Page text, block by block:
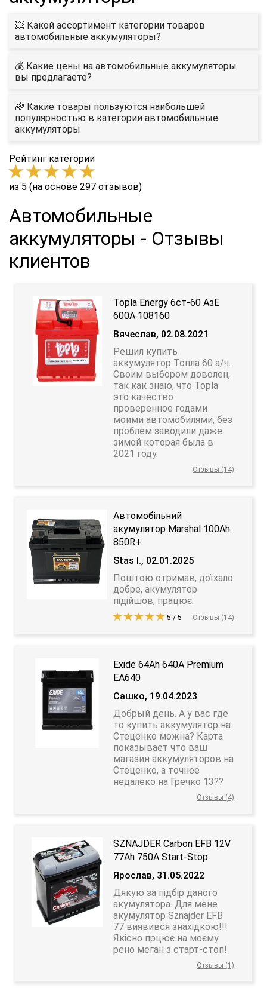
💥 Какой ассортимент категории товаров
автомобильные аккумуляторы?
💰 Какие цены на автомобильные аккумуляторы
вы предлагаете?
🌈 Какие товары пользуются наибольшей
популярностью в категории автомобильные
аккумуляторы
Рейтинг категории
из 5 (на основе 297 отзывов)
Автомобильные
аккумуляторы - Отзывы
клиентов
Topla Energy 6ст-60 АзЕ
600A 108160
Вячеслав, 02.08.2021
Решил купить
аккумулятор Топла 60 а/ч.
Своим выбором доволен,
так как знаю, что Topla
это качество
проверенное годами
моими автомобилями, без
проблем заводили даже
зимой которая была в
2021 году.
Отзывы (14)
Автомобільний
акумулятор Marshal 100Ah
850R+
Stas I., 02.01.2025
Поштою отримав, доїхало
добре, акумулятор
підійшов, працює.
5 / 5 Отзывы (14)
Exide 64Ah 640A Premium
EA640
Сашко, 19.04.2023
Добрый день. А у вас где
то купить аккумулятор на
Стеценко можна? Карта
показывает что ваш
магазин аккумуляторов на
Стеценко, а точнее
недалеко на Гречко 13??
Отзывы (4)
SZNAJDER Carbon EFB 12V
77Ah 750A Start-Stop
Ярослав, 31.05.2022
Дякую за підбір даного
акумулятора. Для мене
акумулятор Sznajder EFB
77 виявився знахідкою!!!
Якісно прцює на моєму
рено меган з старт-стоп!
Отзывы (1)